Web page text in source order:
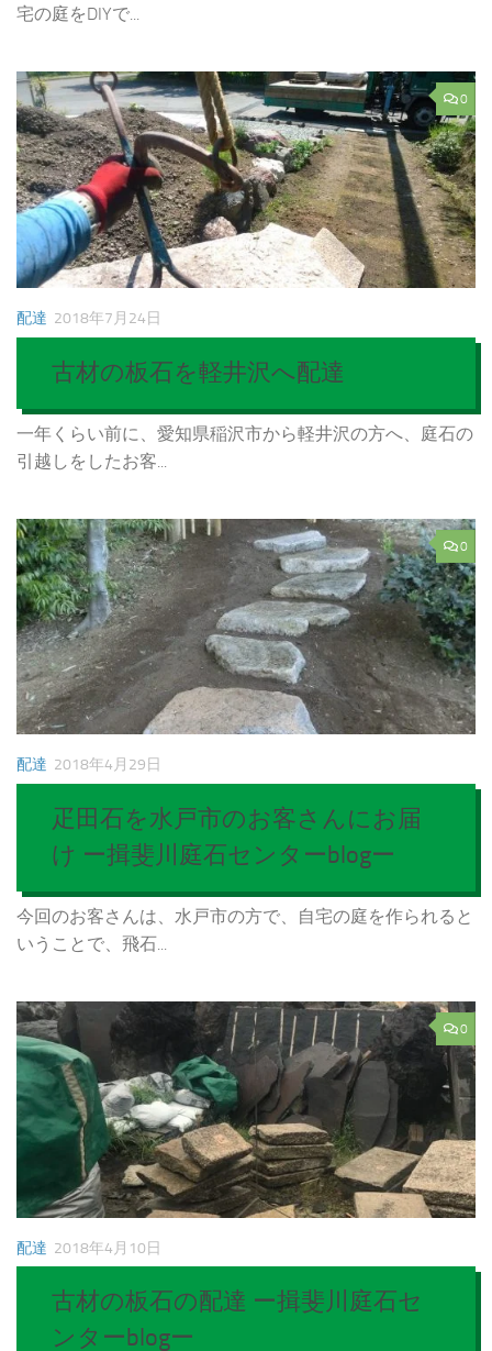
宅の庭をDIYで...
0
配達 2018年7月24日
古材の板石を軽井沢へ配達
一年くらい前に、愛知県稲沢市から軽井沢の方へ、庭石の
引越しをしたお客...
0
配達 2018年4月29日
疋田石を水戸市のお客さんにお届
け ー揖斐川庭石センターblogー
今回のお客さんは、水戸市の方で、自宅の庭を作られると
いうことで、飛石...
0
配達 2018年4月10日
古材の板石の配達 ー揖斐川庭石セ
ンターblogー